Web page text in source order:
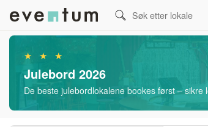
★ ★ ★
Julebord 2026
De beste julebordlokalene bookes først – sikre